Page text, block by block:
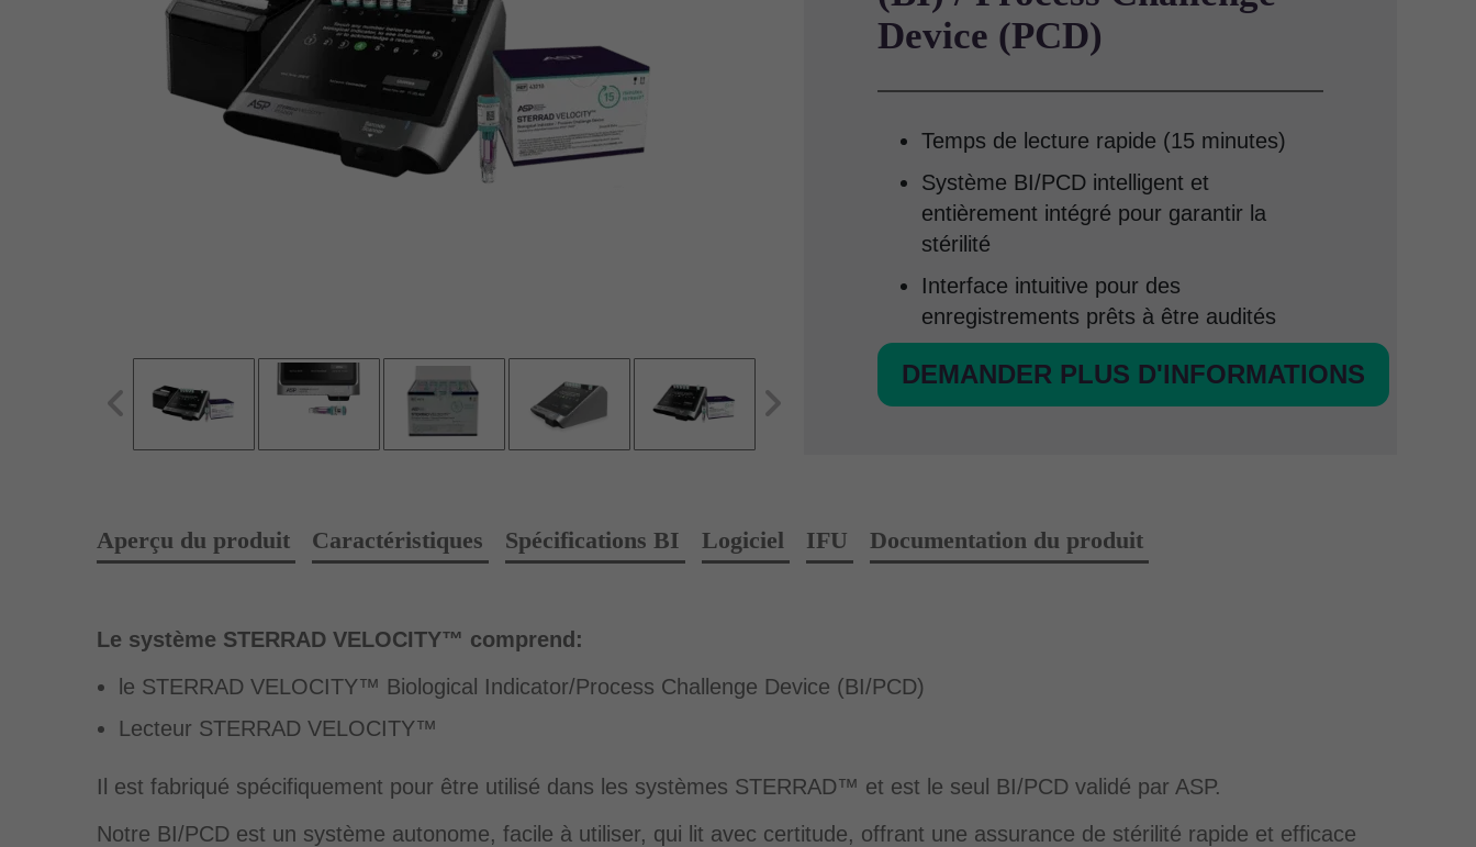
Device (PCD)
Temps de lecture rapide (15 minutes)
Système BI/PCD intelligent et
entièrement intégré pour garantir la
stérilité
Interface intuitive pour des
enregistrements prêts à être audités
DEMANDER PLUS D'INFORMATIONS
Aperçu du produit Caractéristiques Spécifications BI Logiciel IFU Documentation du produit
Le système STERRAD VELOCITY™ comprend:
le STERRAD VELOCITY™ Biological Indicator/Process Challenge Device (BI/PCD)
Lecteur STERRAD VELOCITY™
Il est fabriqué spécifiquement pour être utilisé dans les systèmes STERRAD™ et est le seul BI/PCD validé par ASP.
Notre BI/PCD est un système autonome, facile à utiliser, qui lit avec certitude, offrant une assurance de stérilité rapide et efficace